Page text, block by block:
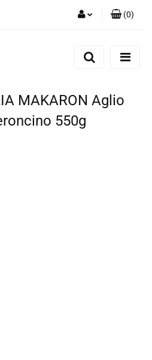
Zarejestruj się
(0)
MAKARON Aglio
550g